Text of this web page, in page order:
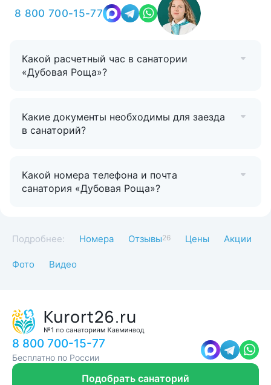
8 800 700-15-77
Какой расчетный час в санатории
«Дубовая Роща»?
Какие документы необходимы для заезда
в санаторий?
Какой номера телефона и почта
санатория «Дубовая Роща»?
Подробнее: Номера Отзывы26 Цены Акции
Фото Видео
8 800 700-15-77
Бесплатно по России
Подобрать санаторий